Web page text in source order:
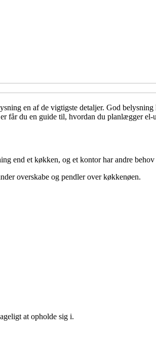
en af de vigtigste detaljer. God
får du en guide til, hvordan du planlægger
end et køkken, og et kontor har andre behov
overskabe og pendler over køkkenøen.
at opholde sig i.